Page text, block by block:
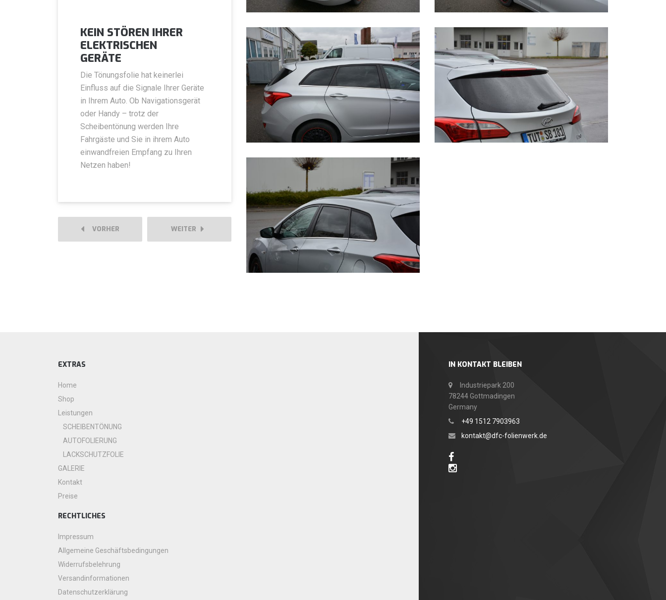
KEIN STÖREN IHRER
ELEKTRISCHEN
GERÄTE
Die Tönungsfolie hat keinerlei
Einfluss auf die Signale Ihrer Geräte
in Ihrem Auto. Ob Navigationsgerät
oder Handy – trotz der
Scheibentönung werden Ihre
Fahrgäste und Sie in ihrem Auto
einwandfreien Empfang zu Ihren
Netzen haben!
VORHER WEITER
IN KONTAKT BLEIBEN
Industriepark 200
78244 Gottmadingen
Germany
+49 1512 7903963
kontakt@dfc-folienwerk.de
EXTRAS
Home
Shop
Leistungen
SCHEIBENTÖNUNG
AUTOFOLIERUNG
LACKSCHUTZFOLIE
GALERIE
Kontakt
Preise
RECHTLICHES
Impressum
Allgemeine Geschäftsbedingungen
Widerrufsbelehrung
Versandinformationen
Datenschutzerklärung